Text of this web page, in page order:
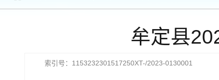
牟定县
索引号：1153232301517250XT-/2023-0130001